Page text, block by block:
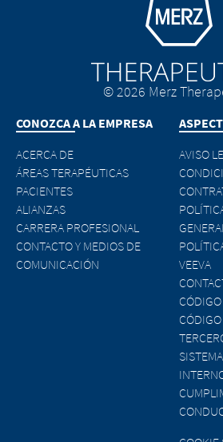
© 2026 Merz
CONOZCA A LA EMPRESA
ACERCA DE
ÁREAS TERAPÉUTICAS
PACIENTES
ALIANZAS
CARRERA PROFESIONAL
CONTACTO Y MEDIOS DE
COMUNICACIÓN
AVISO
VEEVA